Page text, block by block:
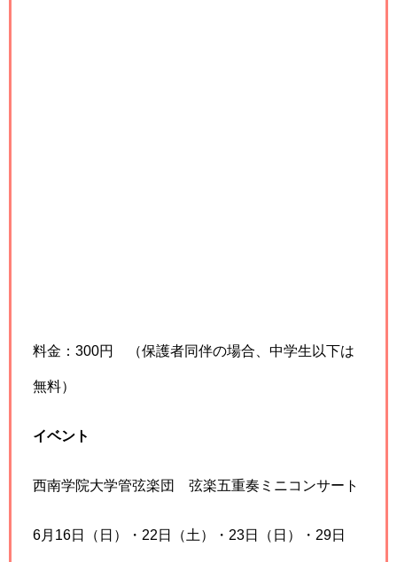
料金：300円 （保護者同伴の場合、中学生以下は
無料）
イベント
西南学院大学管弦楽団 弦楽五重奏ミニコンサート
6月16日（日）・22日（土）・23日（日）・29日